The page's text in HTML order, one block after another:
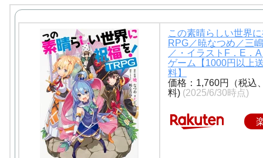
この素晴らしい世界
RPG／暁なつめ／三
／・イラストF．E．
ゲーム【1000円以上
料】
価格：1,760円（税込
料) (2025/6/30時点)